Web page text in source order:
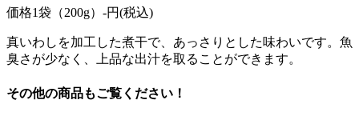
価格1袋（200g） -円(税込)
真いわしを加工した煮干で、あっさりとした味わいです。魚
臭さが少なく、上品な出汁を取ることができます。
その他の商品もご覧ください！